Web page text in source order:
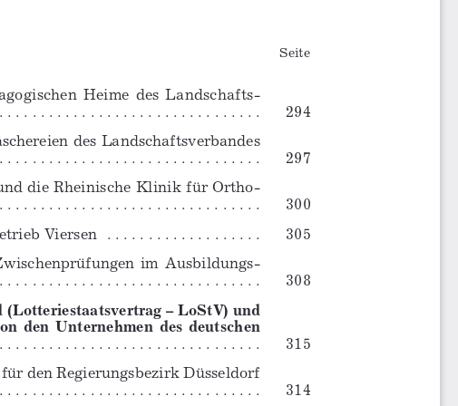
Seite
Heime  des  Landschafts-
. . . . . . . . . . . . . . . . . . . . . . . . . . . . . . .
294
des Landschaftsverbandes
. . . . . . . . . . . . . . . . . . . . . . . . . . . . . . .
297
die Rheinische Klinik für Ortho-
. . . . . . . . . . . . . . . . . . . . . . . . . . . . . . .
300
Viersen . . . . . . . . . . . . . . . . . . .
305
im  Ausbildungs-
. . . . . . . . . . . . . . . . . . . . . . . . . . . . .
308
(Lotteriestaatsvertrag – LoStV) und
den  Unternehmen  des  deutschen
. . . . . . . . . . . . . . . . . . . . . . . . . . . . . . .
315
den Regierungsbezirk Düsseldorf
. . . . . . . . . . . . . . . . . . . . . . . . . . . . . 314